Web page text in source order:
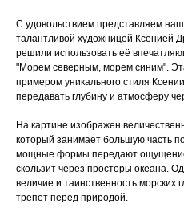
С удовольствием представляем
талантливой художницей Ксенией
решили использовать её
"Морем северным, морем синим".
примером уникального стиля
передавать глубину и атмосферу
На картине изображен
который занимает большую часть
мощные формы передают ощущение
скользит через просторы океана.
величие и таинственность морских
трепет перед природой.